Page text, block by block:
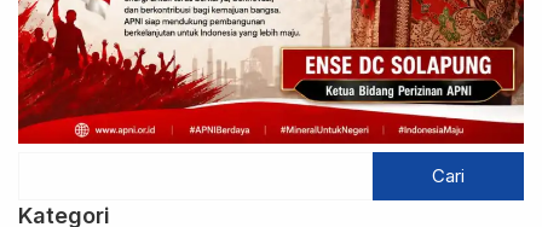
Kategori